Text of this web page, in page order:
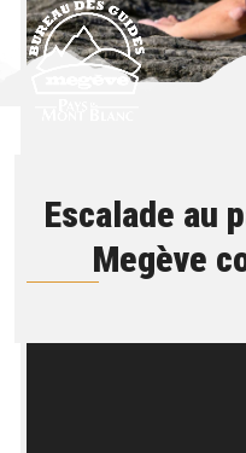
Skip
content
Escalade au
Megève